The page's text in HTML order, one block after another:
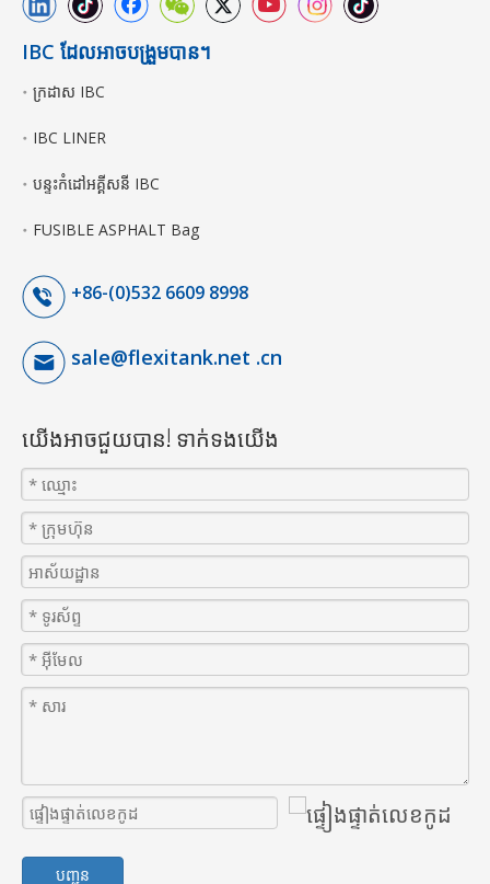
IBC ដែលអាចបង្រួមបាន។
ក្រដាស IBC
IBC LINER
បន្ទះកំដៅអគ្គីសនី IBC
FUSIBLE ASPHALT Bag
+86-(0)532 6609 8998
sale@flexitank.net .cn
យើងអាចជួយបាន! ទាក់ទង​យើង
បញ្ជូន